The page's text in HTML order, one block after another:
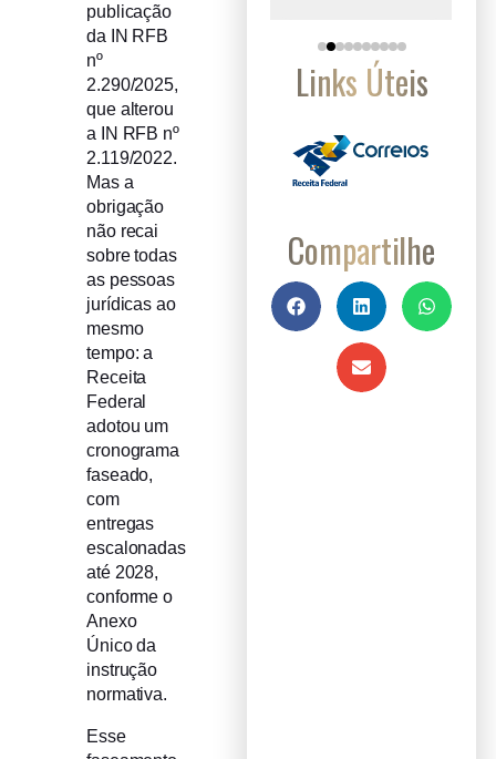
publicação
da IN RFB
nº
2.290/2025,
que alterou
a IN RFB nº
2.119/2022.
Mas a
obrigação
não recai
sobre todas
as pessoas
jurídicas ao
mesmo
tempo: a
Receita
Federal
adotou um
cronograma
faseado,
com
entregas
escalonadas
até 2028,
conforme o
Anexo
Único da
instrução
normativa.
Esse
Links Úteis
Compartilhe